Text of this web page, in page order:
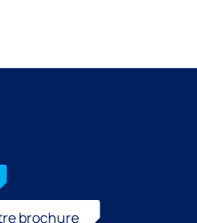
brochure